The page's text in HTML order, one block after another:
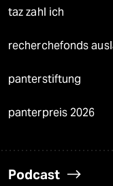
taz zahl ich
recherchefonds
panterstiftung
panterpreis 2026
Podcast